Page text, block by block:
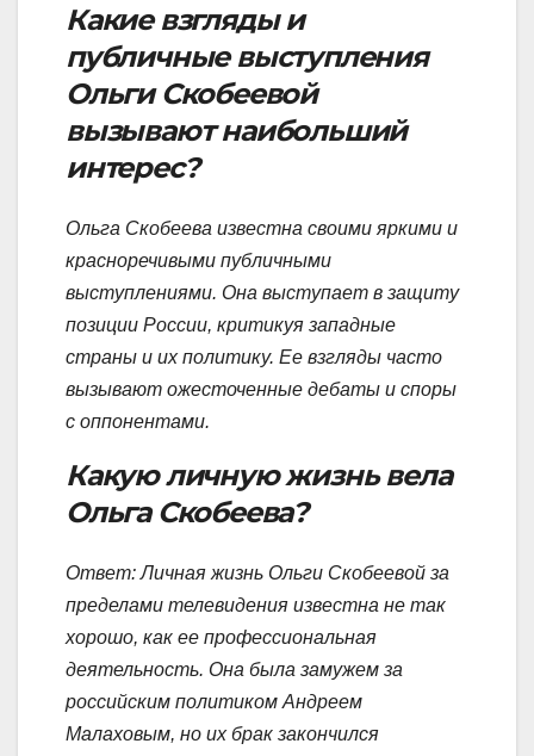
Какие взгляды и
публичные выступления
Ольги Скобеевой
вызывают наибольший
интерес?
Ольга Скобеева известна своими яркими и
красноречивыми публичными
выступлениями. Она выступает в защиту
позиции России, критикуя западные
страны и их политику. Ее взгляды часто
вызывают ожесточенные дебаты и споры
с оппонентами.
Какую личную жизнь вела
Ольга Скобеева?
Ответ: Личная жизнь Ольги Скобеевой за
пределами телевидения известна не так
хорошо, как ее профессиональная
деятельность. Она была замужем за
российским политиком Андреем
Малаховым, но их брак закончился